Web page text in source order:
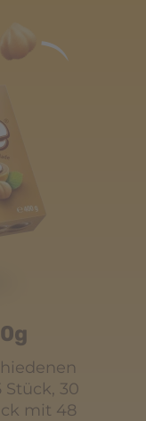
Stück, 30
mit 48